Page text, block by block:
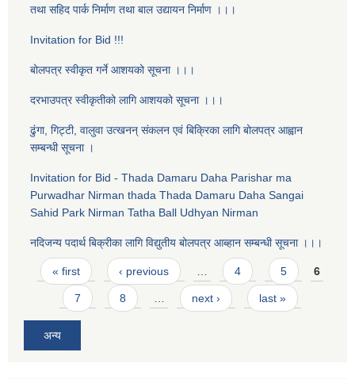
तथा सहिद पार्क निर्माण तथा बाल उद्यायन निर्माण ।।।
Invitation for Bid !!!
बोलपत्र स्वीकृत गर्ने आशयको सूचना ।।।
दरभाउपत्र स्वीकृतीको लागि आशयको सूचना ।।।
ढुंगा, गिट्टी, वालुवा उत्खनन् संकलन एव‌ं बिक्रिका लागि बोलपत्र आह्वान
सम्बन्धी सूचना ।
Invitation for Bid - Thada Damaru Daha Parishar ma
Purwadhar Nirman thada Thada Damaru Daha Sangai
Sahid Park Nirman Tatha Ball Udhyan Nirman
नदिजन्य पदार्थ बिक्रीका लागि विद्युतीय बोलपत्र आब्हान सम्बन्धी सूचना ।।।
Pages
« first ‹ previous … 4 5 6
7 8 … next › last »
अन्य